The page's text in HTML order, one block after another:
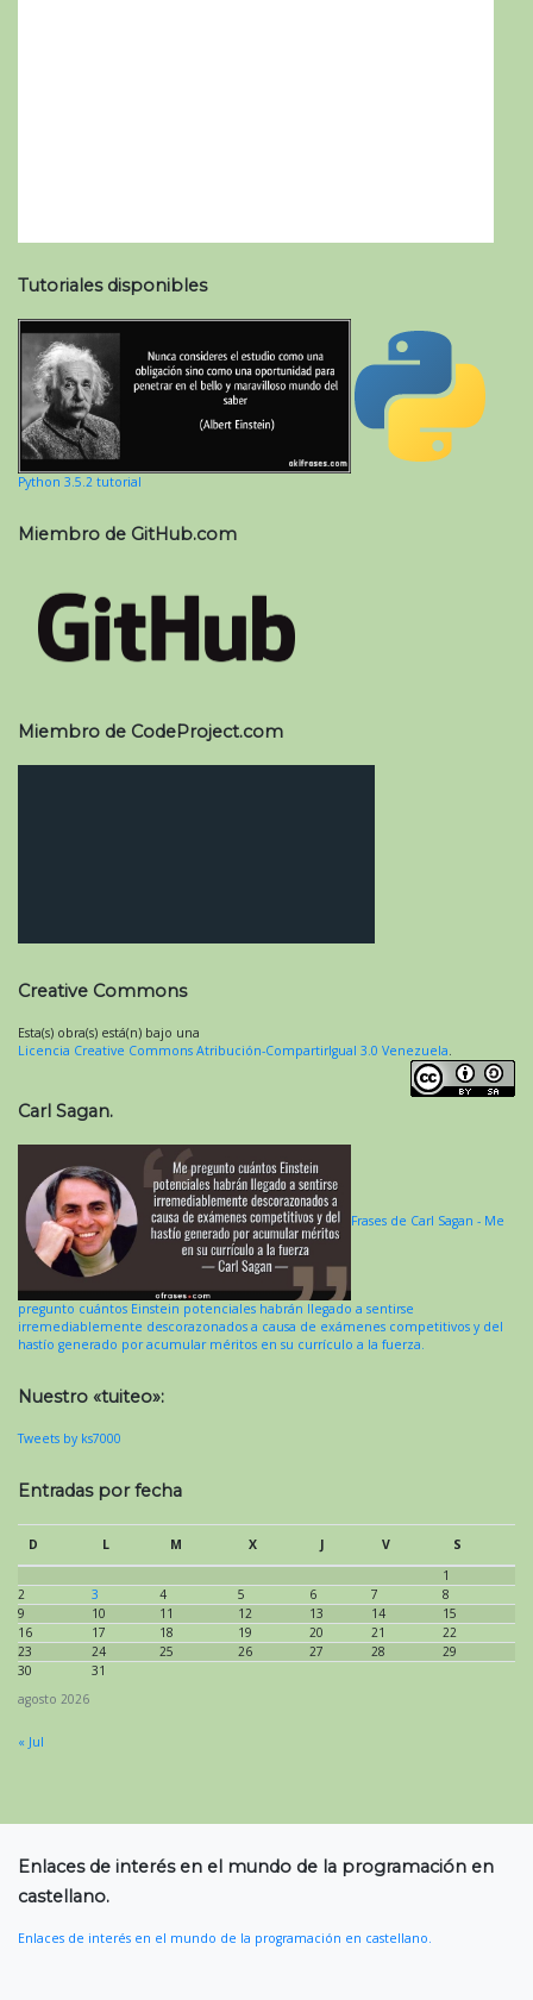
Tutoriales disponibles
Python 3.5.2 tutorial
Miembro de GitHub.com
Miembro de CodeProject.com
Creative Commons
Esta(s) obra(s) está(n) bajo una
Licencia Creative Commons Atribución-CompartirIgual 3.0 Venezuela
Carl Sagan.
Frases de Carl Sagan - Me
pregunto cuántos Einstein potenciales habrán llegado a sentirse
irremediablemente descorazonados a causa de exámenes competitivos y del
hastío generado por acumular méritos en su currículo a la fuerza.
Nuestro «tuiteo»:
Tweets by ks7000
Entradas por fecha
agosto 2026
D L M X J V
S
1
2
3 4 5 6 7
8
9
10 11 12 13 14
15
16
17 18 19 20 21
22
23
24 25 26 27 28
29
30
31
« Jul
Enlaces de interés en el mundo de la programación en
castellano.
Enlaces de interés en el mundo de la programación en castellano.